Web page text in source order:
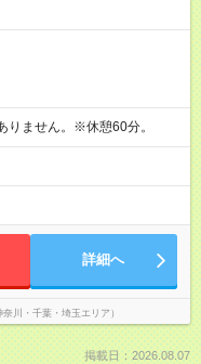
ません。※休憩60分。
詳細へ
川・千葉・埼玉エリア）
掲載日：2026.08.07